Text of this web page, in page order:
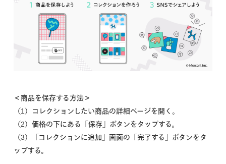
＜商品を保存する方法＞
（1）コレクションしたい商品の詳細ページを開く。
（2）価格の下にある「保存」ボタンをタップする。
（3）「コレクションに追加」画面の「完了する」ボタンをタ
ップする。